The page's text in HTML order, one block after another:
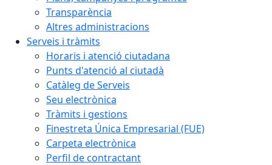
Transparència
Altres administracions
Serveis i tràmits
Horaris i atenció ciutadana
Punts d'atenció al ciutadà
Catàleg de Serveis
Seu electrònica
Tràmits i gestions
Finestreta Única Empresarial (FUE)
Carpeta electrònica
Perfil de contractant